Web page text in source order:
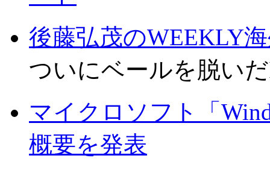
後藤弘茂のWEEKLY
ついにベールを脱い
マイクロソフト「
概要を発表